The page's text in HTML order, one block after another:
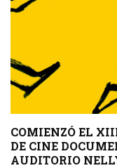
COMIENZÓ EL
DE CINE
AUDITORIO